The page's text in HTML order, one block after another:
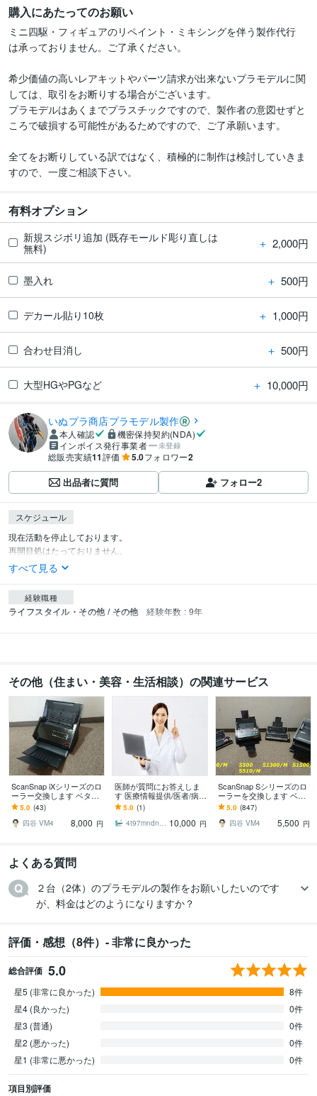
購入にあたってのお願い
ミニ四駆・フィギュアのリペイント・ミキシングを伴う製作代行
は承っておりません。ご了承ください。
希少価値の高いレアキットやパーツ請求が出来ないプラモデルに関
しては、取引をお断りする場合がございます。
プラモデルはあくまでプラスチックですので、製作者の意図せずと
ころで破損する可能性があるためですので、ご了承願います。
全てをお断りしている訳ではなく、積極的に制作は検討していきま
有料オプション
新規スジボリ追加 (既存モールド彫り直しは
無料)
＋ 2,000円
墨入れ ＋ 500円
デカール貼り10枚 ＋ 1,000円
合わせ目消し ＋ 500円
大型HGやPGなど ＋ 10,000円
いぬプラ商店プラモデル製作
本人確認
機密保持契約(NDA)
インボイス発行事業者
未登録
総販売実績11評価 5.0フォロワー2
出品者に質問 フォロー2
スケジュール
現在活動を停止しております。
再開目処はたっておりません。
すべて見る
経験職種
ライフスタイル・その他 / その他 経験年数 : 9年
その他（住まい・美容・生活相談）の関連サービス
ScanSnap iXシリーズのロ
ーラー交換します ベタベ
タ・ドロドロのローラー
を交換し復帰させたい方
へ
5.0 (43)
四谷 VM4
8,000 円
医師が質問にお答えしま
す 医療情報提供/医者/病院
選び/医療制度/医療事故/医
療ミス
5.0 (1)
4t97mndn7q 10,000 円
ScanSnap Sシリーズのロ
ーラーを交換します ベタ
ベタ・ドロドロのローラ
ーを交換し作業復帰させ
たい方へ
5.0 (847)
四谷 VM4
5,500 円
よくある質問
２台（2体）のプラモデルの製作をお願いしたいのです
が、料金はどのようになりますか？
評価・感想（8件）- 非常に良かった
総合評価 5.0
星5 (非常に良かった)
8件
星4 (良かった)
0件
星3 (普通)
0件
星2 (悪かった)
0件
星1 (非常に悪かった)
0件
項目別評価